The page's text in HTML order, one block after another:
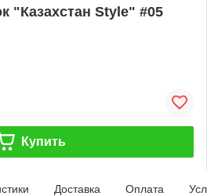
"Казахстан Style" #05
Купить
Доставка Оплата